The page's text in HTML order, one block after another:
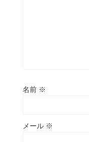
名前 ※
メール ※